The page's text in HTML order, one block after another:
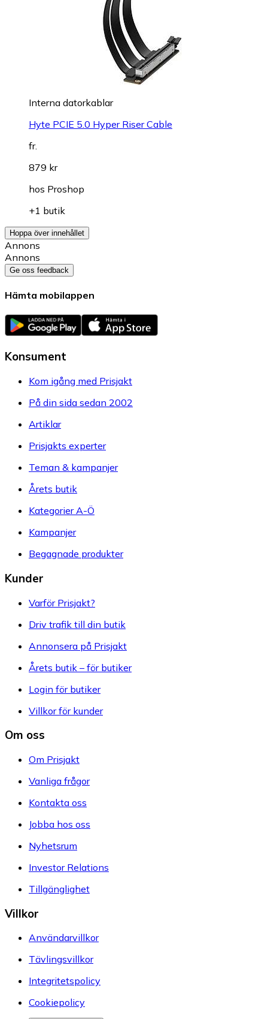
Interna datorkablar
Hyte PCIE 5.0 Hyper Riser Cable
fr.
879 kr
hos Proshop
+1 butik
Hoppa över innehållet
Annons
Annons
Ge oss feedback
Hämta mobilappen
Konsument
Kom igång med Prisjakt
På din sida sedan 2002
Artiklar
Prisjakts experter
Teman & kampanjer
Årets butik
Kategorier A-Ö
Kampanjer
Begagnade produkter
Kunder
Varför Prisjakt?
Driv trafik till din butik
Annonsera på Prisjakt
Årets butik – för butiker
Login för butiker
Villkor för kunder
Om oss
Om Prisjakt
Vanliga frågor
Kontakta oss
Jobba hos oss
Nyhetsrum
Investor Relations
Tillgänglighet
Villkor
Användarvillkor
Tävlingsvillkor
Integritetspolicy
Cookiepolicy